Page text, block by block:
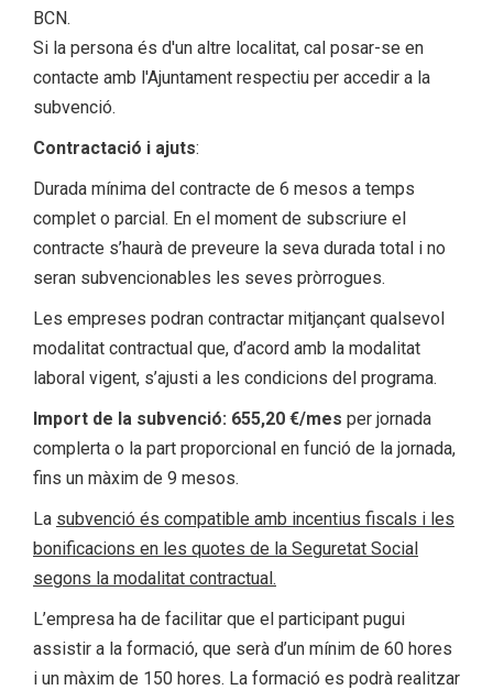
BCN.
Si la persona és d'un altre localitat, cal posar-se en
contacte amb l'Ajuntament respectiu per accedir a la
subvenció.
Contractació i ajuts:
Durada mínima del contracte de 6 mesos a temps
complet o parcial. En el moment de subscriure el
contracte s’haurà de preveure la seva durada total i no
seran subvencionables les seves pròrrogues.
Les empreses podran contractar mitjançant qualsevol
modalitat contractual que, d’acord amb la modalitat
laboral vigent, s’ajusti a les condicions del programa.
Import de la subvenció: 655,20 €/mes per jornada
complerta o la part proporcional en funció de la jornada,
fins un màxim de 9 mesos.
La subvenció és compatible amb incentius fiscals i les
bonificacions en les quotes de la Seguretat Social
segons la modalitat contractual.
L’empresa ha de facilitar que el participant pugui
assistir a la formació, que serà d’un mínim de 60 hores
i un màxim de 150 hores. La formació es podrà realitzar